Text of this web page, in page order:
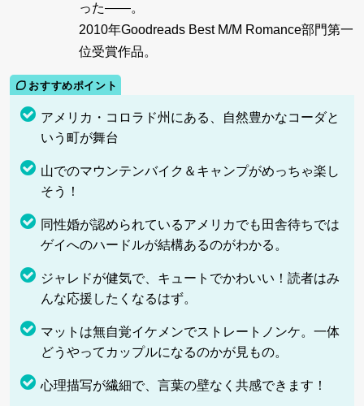
った――。
2010年Goodreads Best M/M Romance部門第一
位受賞作品。
アメリカ・コロラド州にある、自然豊かなコーダと
いう町が舞台
山でのマウンテンバイク＆キャンプがめっちゃ楽し
そう！
同性婚が認められているアメリカでも田舎待ちでは
ゲイへのハードルが結構あるのがわかる。
ジャレドが健気で、キュートでかわいい！読者はみ
んな応援したくなるはず。
マットは無自覚イケメンでストレートノンケ。一体
どうやってカップルになるのかが見もの。
心理描写が繊細で、言葉の壁なく共感できます！